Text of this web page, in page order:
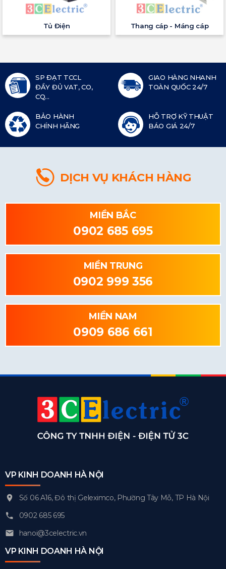
Tủ Điện Thang cáp - Máng cáp
SP ĐẠT TCCL
ĐẦY ĐỦ VAT, CO,
CQ...
GIAO HÀNG NHANH
TOÀN QUỐC 24/7
BẢO HÀNH
CHÍNH HÃNG
HỖ TRỢ KỸ THUẬT
BÁO GIÁ 24/7
DỊCH VỤ KHÁCH HÀNG
MIỀN BẮC
0902 685 695
MIỀN TRUNG
0902 999 356
MIỀN NAM
0909 686 661
VP KINH DOANH HÀ NỘI
Số 06 A16, Đô thị Geleximco, Phường Tây Mỗ, TP Hà Nội
0902 685 695
hanoi@3celectric.vn
VP KINH DOANH HÀ NỘI